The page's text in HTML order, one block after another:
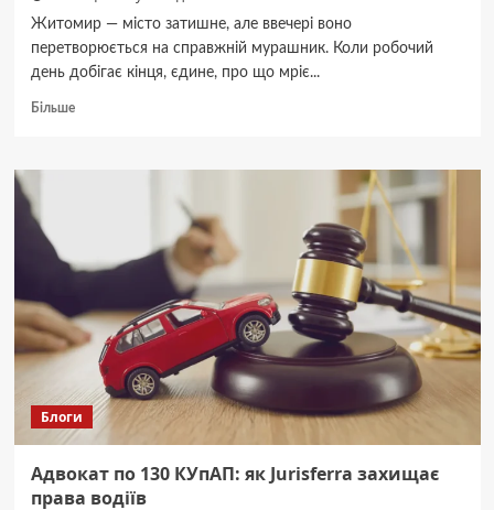
Житомир — місто затишне, але ввечері воно
перетворюється на справжній мурашник. Коли робочий
день добігає кінця, єдине, про що мріє...
БільшеДокладніше
коли
замовляти
заздалегідь
Блоги
Адвокат по 130 КУпАП: як Jurisferra захищає
права водіїв